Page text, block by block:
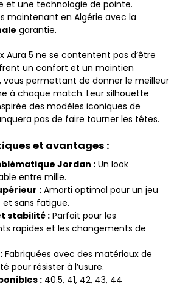
et une technologie de pointe.
maintenant en Algérie avec la
garantie.
Aura 5 ne se contentent pas d’être
un confort et un maintien
vous permettant de donner le meilleur
à chaque match. Leur silhouette
des modèles iconiques de
pas de faire tourner les têtes.
et avantages :
Jordan : Un look
entre mille.
: Amorti optimal pour un jeu
sans fatigue.
stabilité : Parfait pour les
rapides et les changements de
Fabriquées avec des matériaux de
pour résister à l’usure.
: 40.5, 41, 42, 43, 44